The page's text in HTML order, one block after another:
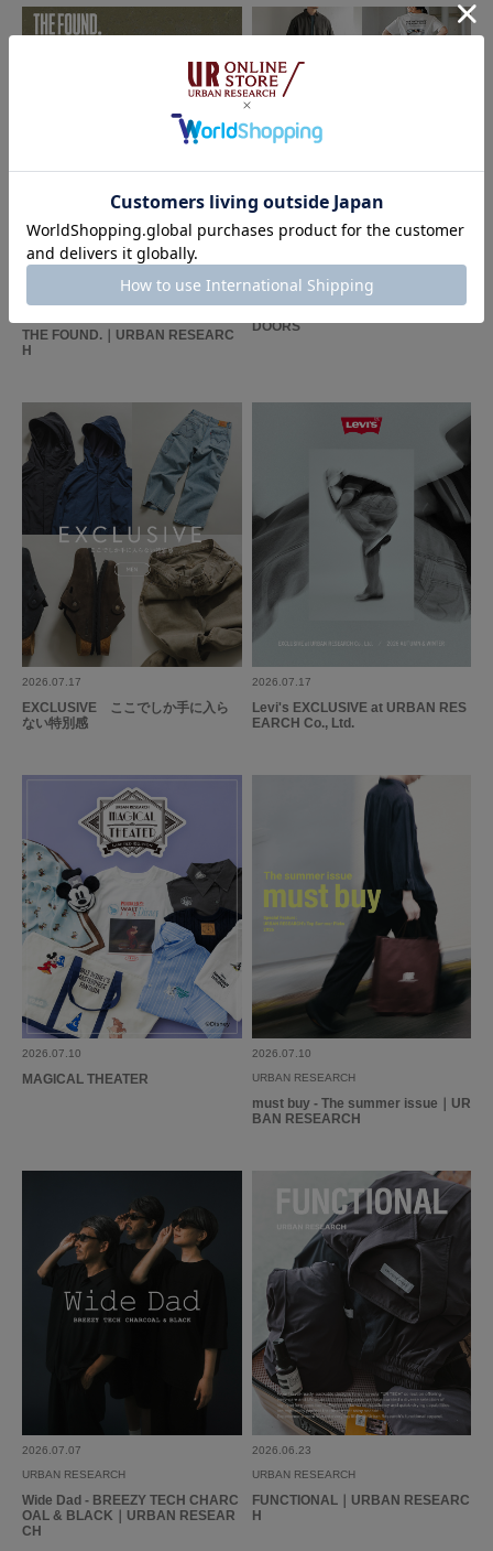
2026.5.7
先に購入していてジャケットと後日にオンラインで購入したイージパンツの
セットアップで今日着ました。
ジャケットはシャツ感覚なのとイージパンツも履きやすく素晴らしいです。
参考になった
2026.4.28
ふわりと整う
サイズ：M
st
シーン:仕事 サイズ感 :ちょうど良い
重さ
:軽い
柔らかな肌触りで、着ていて心地よいです。シルエットは少し広めに見える
かもしれませんが、実際来てみると薄さのおかげでむしろしまって見えま
す。これからの時期にオススメのジャケットです。個人的には洗濯洗いに対
応している点も高評価です。これが20000円以下というのはお買い得だと思
もっと見る
THE FOUND.｜URBAN RESEARC
H
2026.07.21
DOORS
2026.07.17
EXCLUSIVE ここでしか手に入ら
ない特別感
2026.07.17
Levi's EXCLUSIVE at URBAN RES
EARCH Co., Ltd.
2026.07.10
MAGICAL THEATER
2026.07.10
URBAN RESEARCH
must buy - The summer issue｜UR
BAN RESEARCH
2026.07.07
URBAN RESEARCH
Wide Dad - BREEZY TECH CHARC
OAL & BLACK｜URBAN RESEAR
CH
2026.06.23
URBAN RESEARCH
FUNCTIONAL｜URBAN RESEARC
H